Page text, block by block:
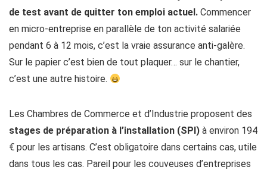
de test avant de quitter ton emploi actuel. Commencer
en micro-entreprise en parallèle de ton activité salariée
pendant 6 à 12 mois, c’est la vraie assurance anti-galère.
Sur le papier c’est bien de tout plaquer… sur le chantier,
c’est une autre histoire.
Les Chambres de Commerce et d’Industrie proposent des
stages de préparation à l’installation (SPI) à environ 194
€ pour les artisans. C’est obligatoire dans certains cas, utile
dans tous les cas. Pareil pour les couveuses d’entreprises